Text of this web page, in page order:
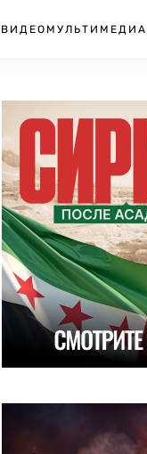
ВИДЕО МУЛЬТИМЕДИА